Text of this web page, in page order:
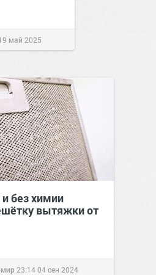
май 2025
без химии
вытяжки от
мир 23:1404 сен 2024